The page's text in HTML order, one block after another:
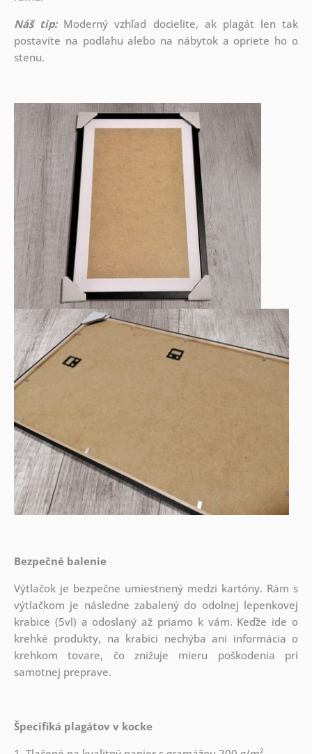
Náš tip: Moderný vzhľad docielite, ak plagát len tak
postavíte na podlahu alebo na nábytok a opriete ho o
stenu.
Bezpečné balenie
Výtlačok je bezpečne umiestnený medzi kartóny. Rám s
výtlačkom je následne zabalený do odolnej lepenkovej
krabice (5vl) a odoslaný až priamo k vám. Keďže ide o
krehké produkty, na krabici nechýba ani informácia o
krehkom tovare, čo znižuje mieru poškodenia pri
samotnej preprave.
Špecifiká plagátov v kocke